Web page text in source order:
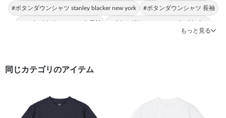
#ボタンダウンシャツ stanley blacker new york #ボタンダウンシャツ 長袖
#stanley blacker new york 長袖 #ボタンダウンシャツ stanley blacker
もっと見る
同じカテゴリのアイテム